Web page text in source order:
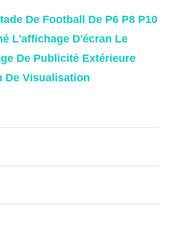
De Football De P6 P8 P10
L'affichage D'écran Le
De Publicité Extérieure
De Visualisation